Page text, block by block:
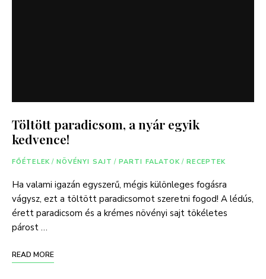
Töltött paradicsom, a nyár egyik
kedvence!
FŐÉTELEK / NÖVÉNYI SAJT / PARTI FALATOK / RECEPTEK
Ha valami igazán egyszerű, mégis különleges fogásra
vágysz, ezt a töltött paradicsomot szeretni fogod! A lédús,
érett paradicsom és a krémes növényi sajt tökéletes
párost …
READ MORE